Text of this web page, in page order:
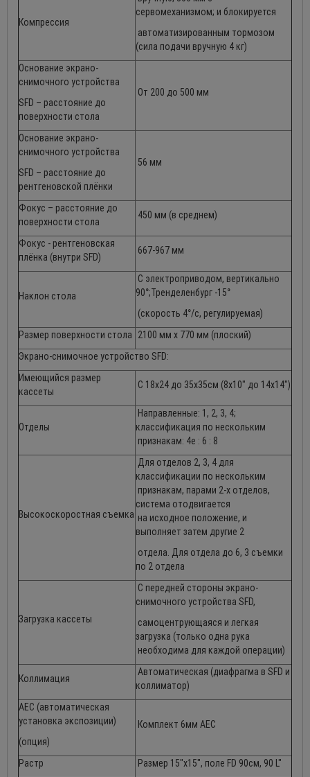
Компрессия
сервомеханизмом; и блокируется
автоматизированным тормозом
(сила подачи вручную 4 кг)
Основание экрано-
снимочного устройства
SFD – расстояние до
поверхности стола
От 200 до 500 мм
Основание экрано-
снимочного устройства
SFD – расстояние до
рентгеновской плёнки
56 мм
Фокус – расстояние до
поверхности стола
450 мм (в среднем)
Фокус - рентгеновская
плёнка (внутри SFD)
667-967 мм
Наклон стола
С электроприводом, вертикально
90°;Тренделенбург -15°
(скорость 4°/с, регулируемая)
Размер поверхности стола 2100 мм х 770 мм (плоский)
Экрано-снимочное устройство SFD:
Имеющийся размер
кассеты
С 18х24 до 35х35см (8х10" до 14х14")
Отделы
Направленные: 1, 2, 3, 4;
классификация по нескольким
признакам: 4е : 6 : 8
Высокоскоростная съемка
Для отделов 2, 3, 4 для
классификации по нескольким
признакам, парами 2-х отделов,
система отодвигается
на исходное положение, и
выполняет затем другие 2
отдела. Для отдела до 6, 3 съемки
по 2 отдела
Загрузка кассеты
С передней стороны экрано-
снимочного устройства SFD,
самоцентрующаяся и легкая
загрузка (только одна рука
необходима для каждой операции)
Коллимация
Автоматическая (диафрагма в SFD и
коллиматор)
АЕС (автоматическая
установка экспозиции)
(опция)
Комплект 6мм АЕС
Растр Размер 15"х15", поле FD 90см, 90 L"